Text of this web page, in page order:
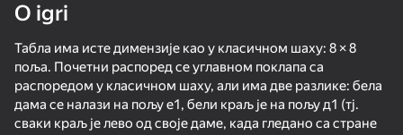
Escape from the Laser My Chess
Red Ball Escape
Chess
75
O igri
Табла има исте димензије као у класичном шаху: 8 × 8
поља. Почетни распоред се углавном поклапа са
распоредом у класичном шаху, али има две разлике: бела
дама се налази на пољу е1, бели краљ је на пољу д1 (тј.
сваки краљ је лево од своје даме, када гледано са стране